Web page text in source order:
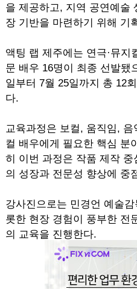
을 제공하고, 지역 공연예술
장 기반을 마련하기 위해 기
액팅 랩 제주에는 연극·뮤지
문 배우 16명이 최종 선발됐
일부터 7월 25일까지 총 12
다.
교육과정은 보컬, 움직임,
컬 배우에게 필요한 핵심 분
히 이번 과정은 작품 제작
의 성장과 전문성 향상에 중
강사진으로는 민경언 예술
롯한 현장 경험이 풍부한 전
의 교육을 진행한다.